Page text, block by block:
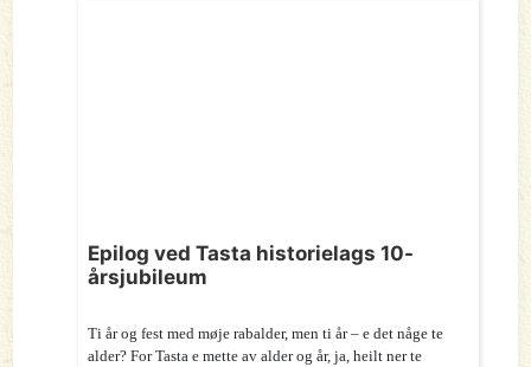
Epilog ved Tasta historielags 10-
årsjubileum
Ti år og fest med møje rabalder, men ti år – e det någe te
alder? For Tasta e mette av alder og år, ja, heilt ner te